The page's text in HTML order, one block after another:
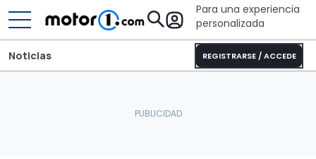
Para una experiencia
personalizada
REGISTRARSE / ACCEDE
Noticias